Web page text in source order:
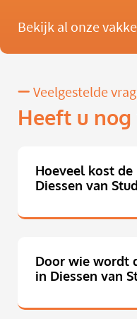
Bekijk al onze
Veelgestelde
Heeft u nog
Hoeveel kost
Diessen van
Door wie wordt
in Diessen van